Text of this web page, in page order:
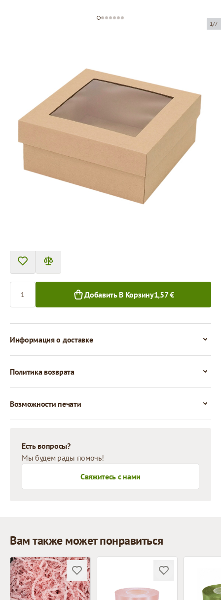
1/7
Код товара:KL25
Размер:
250 x 250 x 100 mm
Материал:коричневая микрогофра
Толщина:
Товар нельзя получить в пункте выдачи.
Добавить В Корзину1,57 €
Информация о доставке
Политика возврата
Возможности печати
Есть вопросы?
Мы будем рады помочь!
Свяжитесь с нами
Вам также может понравиться